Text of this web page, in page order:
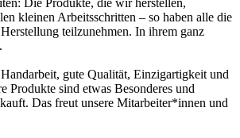
Die Produkte, die wir herstellen,
kleinen Arbeitsschritten – so haben alle die
teilzunehmen. In ihrem ganz
gute Qualität, Einzigartigkeit und
Produkte sind etwas Besonderes und
Das freut unsere Mitarbeiter*innen und